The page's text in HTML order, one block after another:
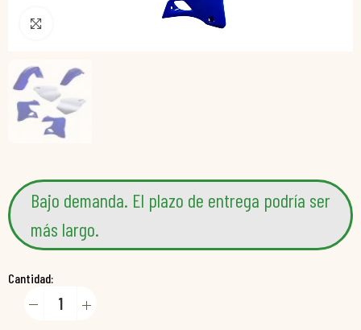
Pincha para agrandar
Bajo demanda. El plazo de entrega podría ser
más largo.
Cantidad: